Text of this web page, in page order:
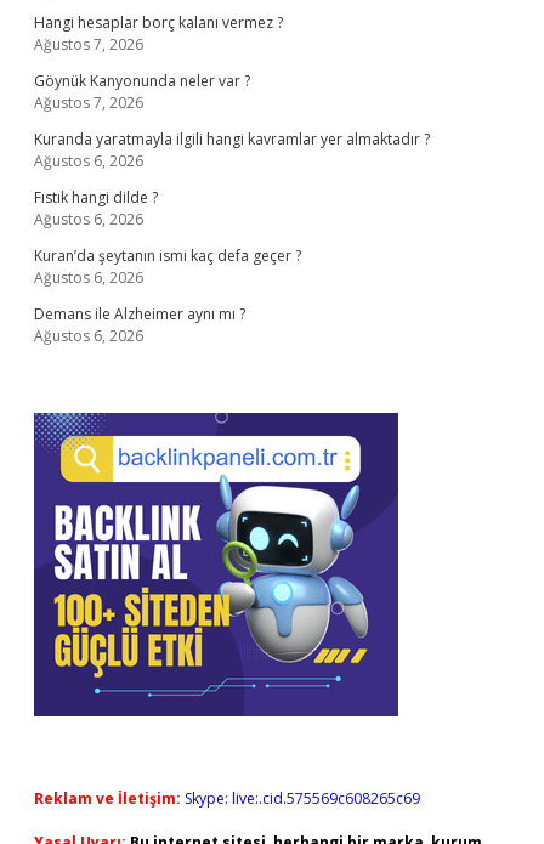
Hangi hesaplar borç kalanı vermez ?
Ağustos 7, 2026
Göynük Kanyonunda neler var ?
Ağustos 7, 2026
Kuranda yaratmayla ilgili hangi kavramlar yer almaktadır ?
Ağustos 6, 2026
Fıstık hangi dilde ?
Ağustos 6, 2026
Kuran’da şeytanın ismi kaç defa geçer ?
Ağustos 6, 2026
Demans ile Alzheimer aynı mı ?
Ağustos 6, 2026
Reklam ve İletişim: Skype: live:.cid.575569c608265c69